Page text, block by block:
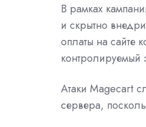
В рамках
и скрытно
оплаты на сайте
Атаки Magecart
сервера,